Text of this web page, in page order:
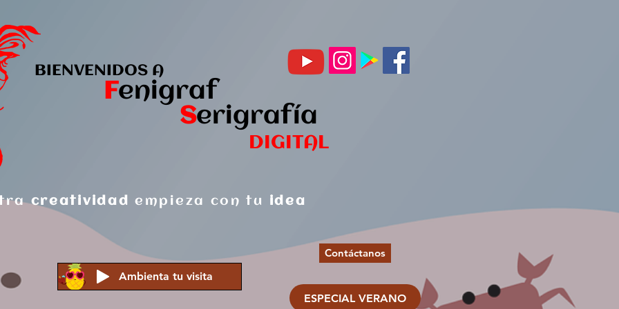
BIENVENIDOS A
Fenigraf
Serigrafía
DIGITAL
Contáctanos
creatividad empieza con tu idea
Ambienta tu visita
ESPECIAL VERANO